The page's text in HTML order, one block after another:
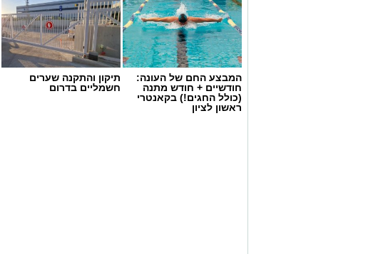
המבצע החם של העונה:
חודשיים + חודש מתנה
(כולל החגים!) בקאנטרי
ראשון לציון
תיקון והתקנה שערים
חשמליים בדרום